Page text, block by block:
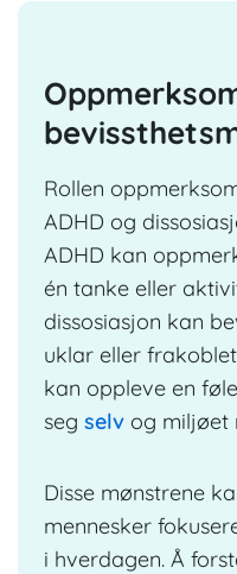
Rollen
ADHD og
ADHD kan
én tanke eller
dissosiasjon kan
uklar eller
kan oppleve en
seg selv og miljøet
Disse mønstrene
mennesker
i hverdagen. Å